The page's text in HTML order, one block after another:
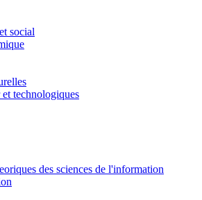
social
et technologiques
des sciences de l'information